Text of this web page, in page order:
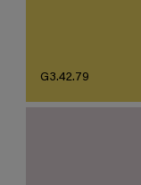
G3.42.79